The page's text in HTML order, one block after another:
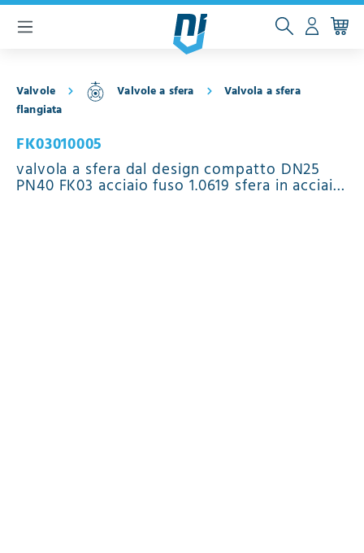
principale
Valvole Valvole a sfera
Valvola a sfera
flangiata
FK03010005
valvola a sfera dal design compatto DN25
PN40 FK03 acciaio fuso 1.0619 sfera in acciaio